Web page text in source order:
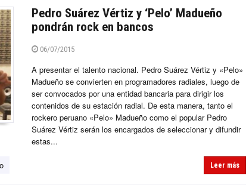
Pedro Suárez Vértiz y ‘Pelo’ Madueño
pondrán rock en bancos
06/07/2015
A presentar el talento nacional. Pedro Suárez Vértiz y «Pelo»
Madueño se convierten en programadores radiales, luego de
ser convocados por una entidad bancaria para dirigir los
contenidos de su estación radial. De esta manera, tanto el
rockero peruano «Pelo» Madueño como el popular Pedro
Suárez Vértiz serán los encargados de seleccionar y difundir
estas...
Leer más